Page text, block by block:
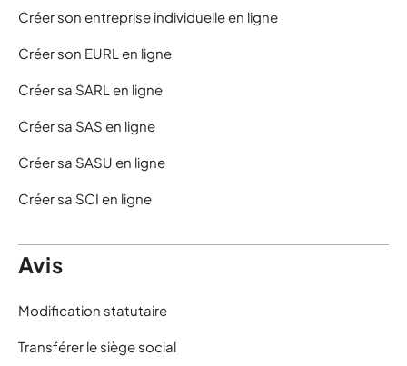
Créer son entreprise individuelle en ligne
Créer son EURL en ligne
Créer sa SARL en ligne
Créer sa SAS en ligne
Créer sa SASU en ligne
Créer sa SCI en ligne
Avis
Modification statutaire
Transférer le siège social